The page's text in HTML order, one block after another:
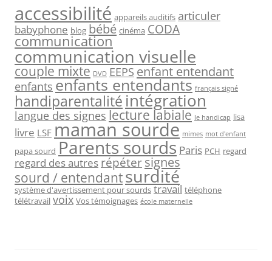
accessibilité appareils auditifs articuler
babyphone blog bébé cinéma CODA
communication
communication visuelle
couple mixte DVD EEPS enfant entendant
enfants enfants entendants français signé
handiparentalitéintégration
langue des signes lecture labiale le handicap lisa
livre LSF maman sourde mimes mot d'enfant
papa sourd Parents sourds Paris PCH regard
regard des autresrépétersignes
sourd / entendantsurdité
système d'avertissement pour sourds travail téléphone
télétravail voix Vos témoignages école maternelle